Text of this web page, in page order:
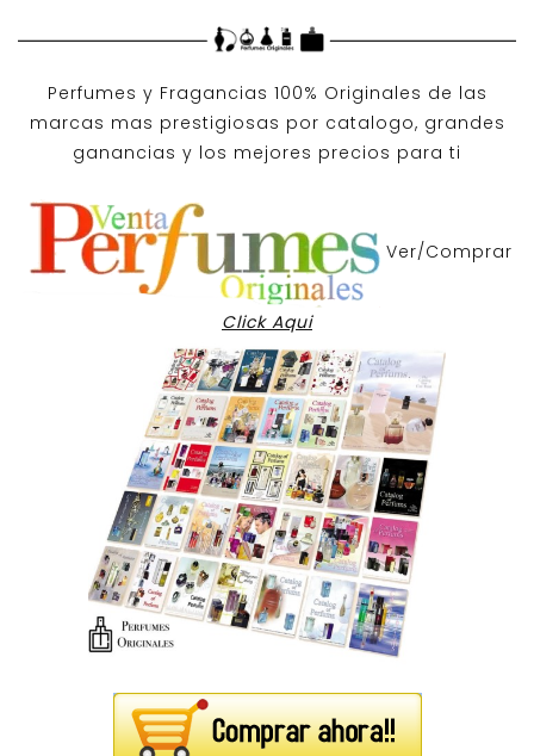
Perfumes y Fragancias 100% Originales de las
marcas mas prestigiosas por catalogo, grandes
ganancias y los mejores precios para ti
Ver/Comprar
Click Aqui